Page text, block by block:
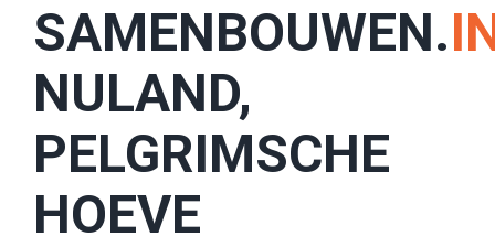
SAMENBOUWEN.
NULAND,
PELGRIMSCHE
HOEVE